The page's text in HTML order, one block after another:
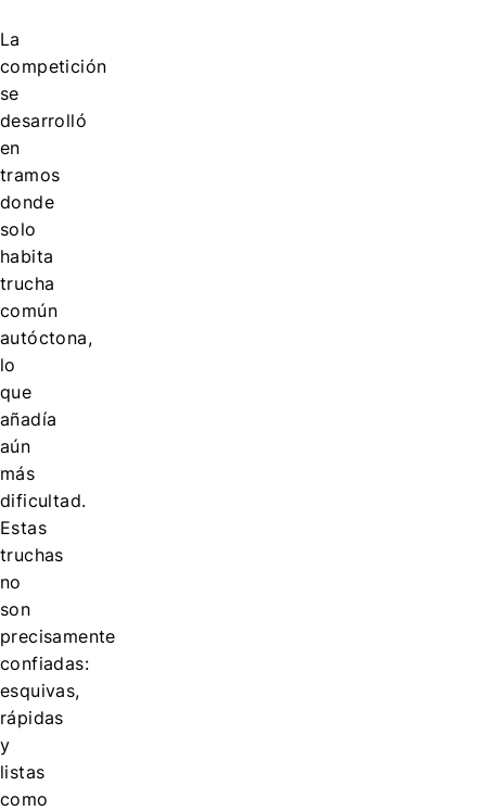
La
competición
se
desarrolló
en
tramos
donde
solo
habita
trucha
común
autóctona,
lo
que
añadía
aún
más
dificultad.
Estas
truchas
no
son
precisamente
confiadas:
esquivas,
rápidas
y
listas
como